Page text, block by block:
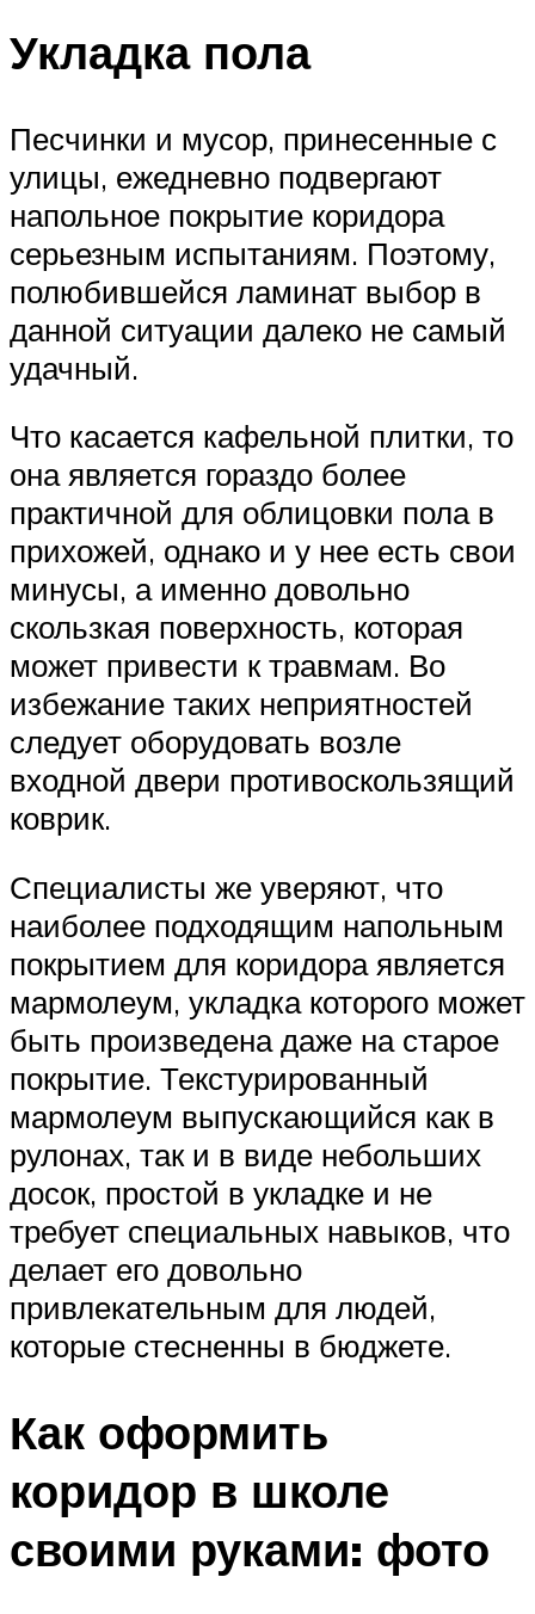
Укладка пола
Песчинки и мусор, принесенные с
улицы, ежедневно подвергают
напольное покрытие коридора
серьезным испытаниям. Поэтому,
полюбившейся ламинат выбор в
данной ситуации далеко не самый
удачный.
Что касается кафельной плитки, то
она является гораздо более
практичной для облицовки пола в
прихожей, однако и у нее есть свои
минусы, а именно довольно
скользкая поверхность, которая
может привести к травмам. Во
избежание таких неприятностей
следует оборудовать возле
входной двери противоскользящий
коврик.
Специалисты же уверяют, что
наиболее подходящим напольным
покрытием для коридора является
мармолеум, укладка которого может
быть произведена даже на старое
покрытие. Текстурированный
мармолеум выпускающийся как в
рулонах, так и в виде небольших
досок, простой в укладке и не
требует специальных навыков, что
делает его довольно
привлекательным для людей,
которые стесненны в бюджете.
Как оформить
коридор в школе
своими руками: фото